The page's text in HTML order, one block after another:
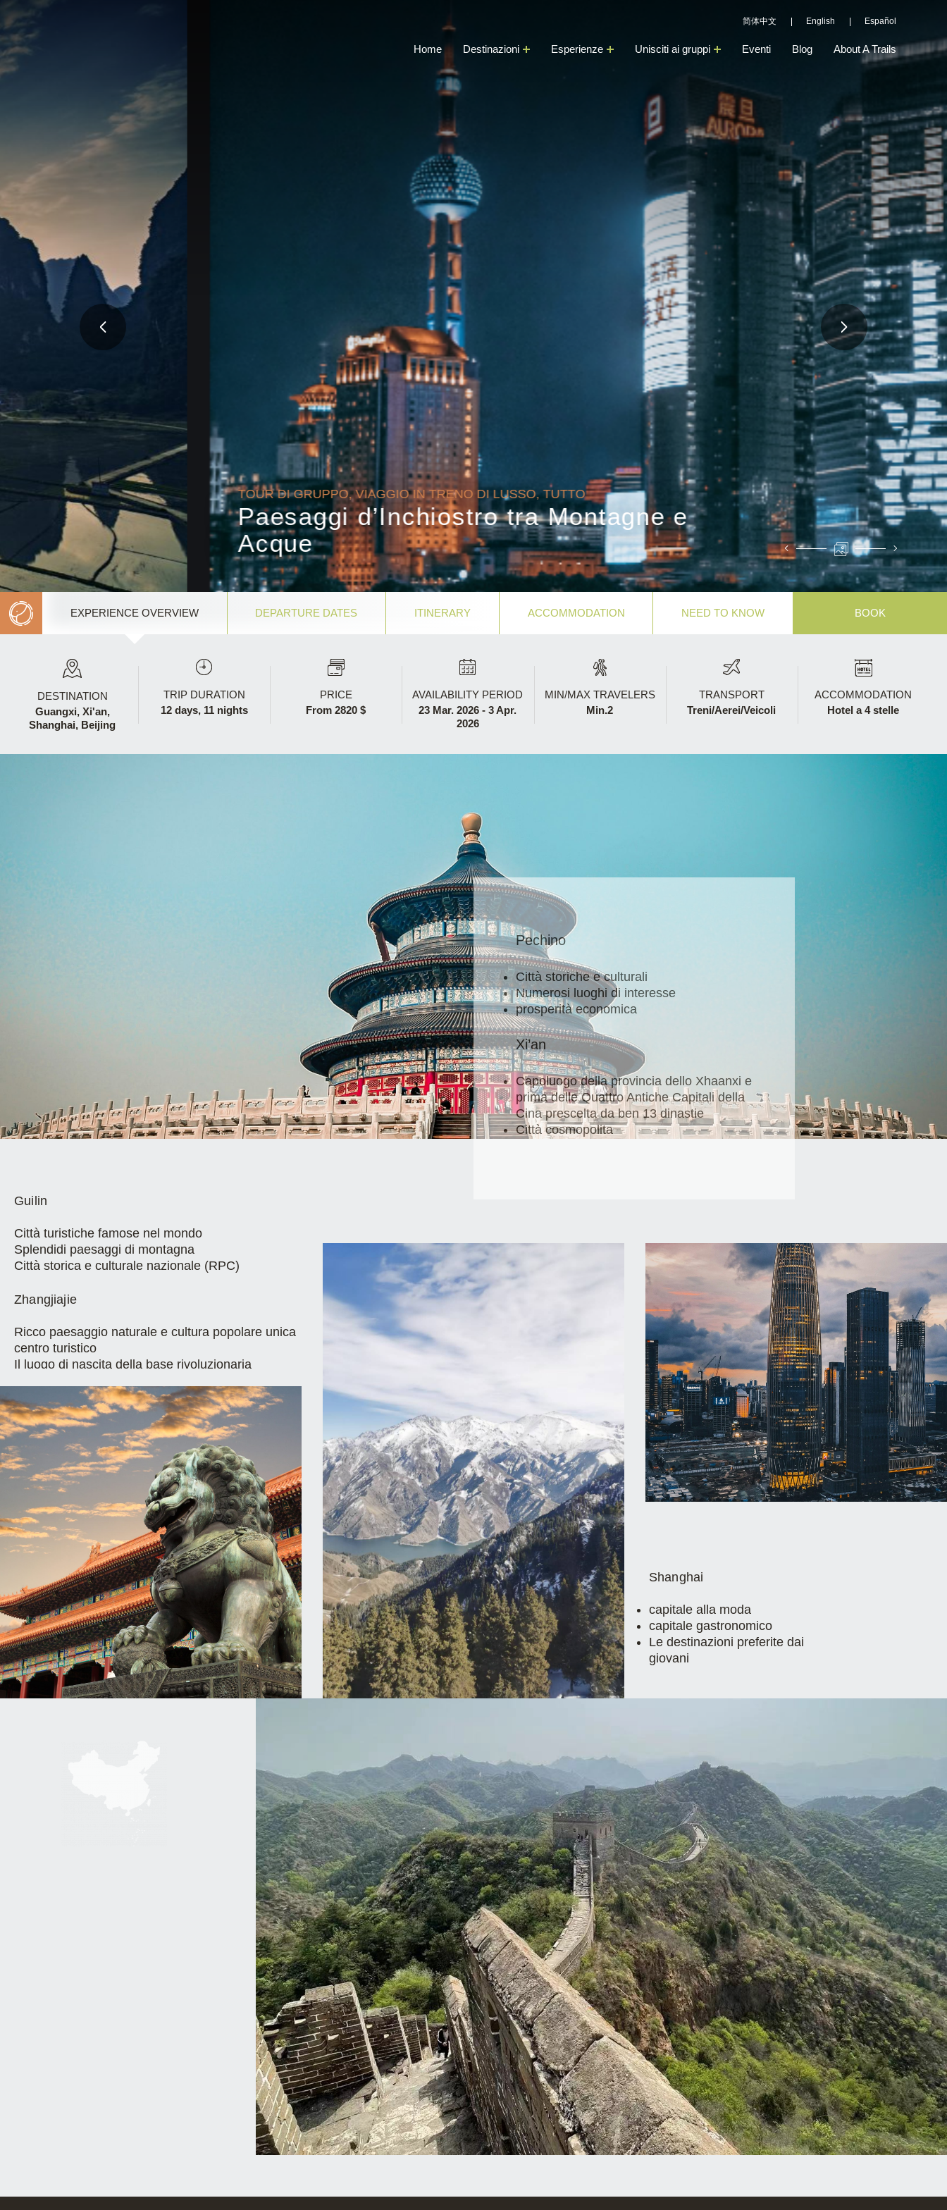
简体中文 English Español
Home Destinazioni Esperienze Unisciti ai gruppi Eventi Blog About A Trails
TOUR DI GRUPPO, VIAGGIO IN TRENO DI LUSSO, TUTTO
Paesaggi d’Inchiostro tra Montagne e
Acque
EXPERIENCE OVERVIEW DEPARTURE DATES ITINERARY ACCOMMODATION NEED TO KNOW BOOK
DESTINATION
Guangxi, Xi'an,
Shanghai, Beijing
TRIP DURATION
12 days, 11 nights
PRICE
From 2820 $
AVAILABILITY PERIOD
23 Mar. 2026 - 3 Apr.
2026
MIN/MAX TRAVELERS
Min.2
TRANSPORT
Treni/Aerei/Veicoli
ACCOMMODATION
Hotel a 4 stelle
Pechino
Città storiche e culturali
Numerosi luoghi di interesse
prosperità economica
Xi’an
Capoluogo della provincia dello Xhaanxi e
prima delle Quattro Antiche Capitali della
Cina prescelta da ben 13 dinastie
Città cosmopolita
Guilin
Città turistiche famose nel mondo
Splendidi paesaggi di montagna
Città storica e culturale nazionale (RPC)
Zhangjiajie
Ricco paesaggio naturale e cultura popolare unica
centro turistico
Il luogo di nascita della base rivoluzionaria
Shanghai
capitale alla moda
capitale gastronomico
Le destinazioni preferite dai
giovani